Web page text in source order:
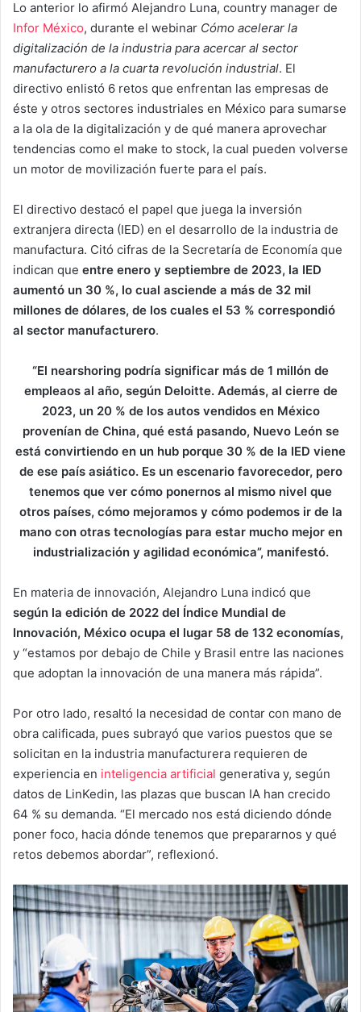
Lo anterior lo afirmó Alejandro Luna, country manager de
Infor México, durante el webinar Cómo acelerar la
digitalización de la industria para acercar al sector
manufacturero a la cuarta revolución industrial. El
directivo enlistó 6 retos que enfrentan las empresas de
éste y otros sectores industriales en México para sumarse
a la ola de la digitalización y de qué manera aprovechar
tendencias como el make to stock, la cual pueden volverse
un motor de movilización fuerte para el país.
El directivo destacó el papel que juega la inversión
extranjera directa (IED) en el desarrollo de la industria de
manufactura. Citó cifras de la Secretaría de Economía que
indican que entre enero y septiembre de 2023, la IED
aumentó un 30 %, lo cual asciende a más de 32 mil
millones de dólares, de los cuales el 53 % correspondió
al sector manufacturero.
“El nearshoring podría significar más de 1 millón de
empleaos al año, según Deloitte. Además, al cierre de
2023, un 20 % de los autos vendidos en México
provenían de China, qué está pasando, Nuevo León se
está convirtiendo en un hub porque 30 % de la IED viene
de ese país asiático. Es un escenario favorecedor, pero
tenemos que ver cómo ponernos al mismo nivel que
otros países, cómo mejoramos y cómo podemos ir de la
mano con otras tecnologías para estar mucho mejor en
industrialización y agilidad económica”, manifestó.
En materia de innovación, Alejandro Luna indicó que
según la edición de 2022 del Índice Mundial de
Innovación, México ocupa el lugar 58 de 132 economías,
y “estamos por debajo de Chile y Brasil entre las naciones
que adoptan la innovación de una manera más rápida”.
Por otro lado, resaltó la necesidad de contar con mano de
obra calificada, pues subrayó que varios puestos que se
solicitan en la industria manufacturera requieren de
experiencia en inteligencia artificial generativa y, según
datos de LinKedin, las plazas que buscan IA han crecido
64 % su demanda. “El mercado nos está diciendo dónde
poner foco, hacia dónde tenemos que prepararnos y qué
retos debemos abordar”, reflexionó.